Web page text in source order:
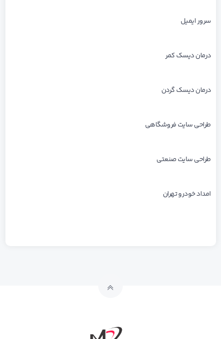
سرور ایمیل
درمان دیسک کمر
درمان دیسک گردن
طراحی سایت فروشگاهی
طراحی سایت صنعتی
امداد خودرو تهران